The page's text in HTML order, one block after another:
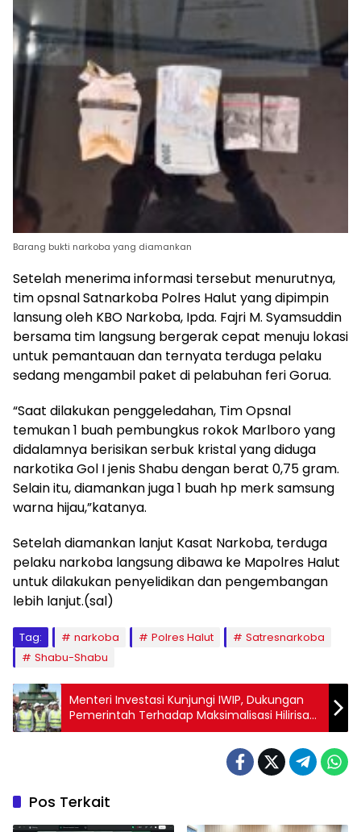
Barang bukti narkoba yang diamankan
Setelah menerima informasi tersebut menurutnya,
tim opsnal Satnarkoba Polres Halut yang dipimpin
lansung oleh KBO Narkoba, Ipda. Fajri M. Syamsuddin
bersama tim langsung bergerak cepat menuju lokasi
untuk pemantauan dan ternyata terduga pelaku
sedang mengambil paket di pelabuhan feri Gorua.
“Saat dilakukan penggeledahan, Tim Opsnal
temukan 1 buah pembungkus rokok Marlboro yang
didalamnya berisikan serbuk kristal yang diduga
narkotika Gol I jenis Shabu dengan berat 0,75 gram.
Selain itu, diamankan juga 1 buah hp merk samsung
warna hijau,”katanya.
Setelah diamankan lanjut Kasat Narkoba, terduga
pelaku narkoba langsung dibawa ke Mapolres Halut
untuk dilakukan penyelidikan dan pengembangan
lebih lanjut.(sal)
Tag: narkoba Polres Halut
Satresnarkoba
Shabu-Shabu
Menteri Investasi Kunjungi IWIP, Dukungan
Pemerintah Terhadap Maksimalisasi Hilirisasi
Nikel
Pos Terkait